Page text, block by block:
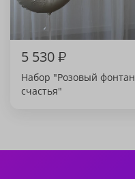
5 530₽
Набор "Розовый фонтан
счастья"